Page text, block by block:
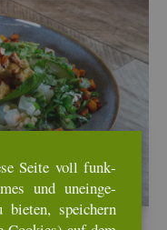
Seite voll funk­
und un­ein­ge­
bie­ten, spei­chern